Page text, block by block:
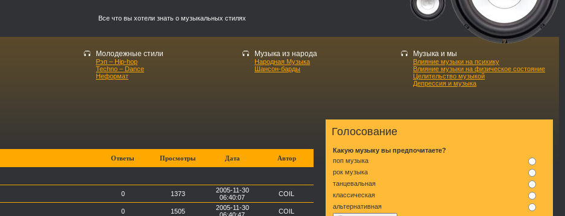
Все что вы хотели знать о музыкальных стилях
Молодежные стили
Рэп – Hip-hop
Techno – Dance
Неформат
Музыка из народа
Народная Музыка
Шансон-барды
Музыка и мы
Влияние музыки на психику
Влияние музыки на физическое состояние
Целительство музыкой
Депрессия и музыка
Ответы Просмотры Дата Автор
0 1373
2005-11-30
06:40:07
COIL
0 1505
2005-11-30
COIL
Голосование
Какую музыку вы предпочитаете?
поп музыка
рок музыка
танцевальная
классическая
альтернативная